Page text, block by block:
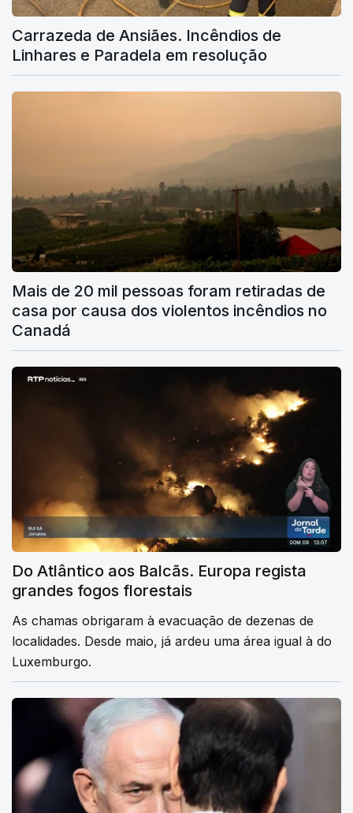
Carrazeda de Ansiães. Incêndios de
Linhares e Paradela em resolução
Mais de 20 mil pessoas foram retiradas de
casa por causa dos violentos incêndios no
Canadá
Do Atlântico aos Balcãs. Europa regista
grandes fogos florestais
As chamas obrigaram à evacuação de dezenas de
localidades. Desde maio, já ardeu uma área igual à do
Luxemburgo.